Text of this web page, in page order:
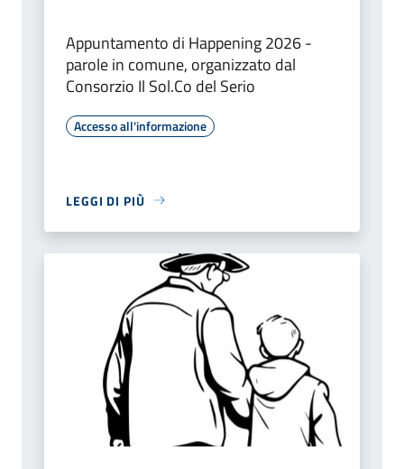
Appuntamento di Happening 2026 -
parole in comune, organizzato dal
Consorzio Il Sol.Co del Serio
Accesso all'informazione
LEGGI DI PIÙ